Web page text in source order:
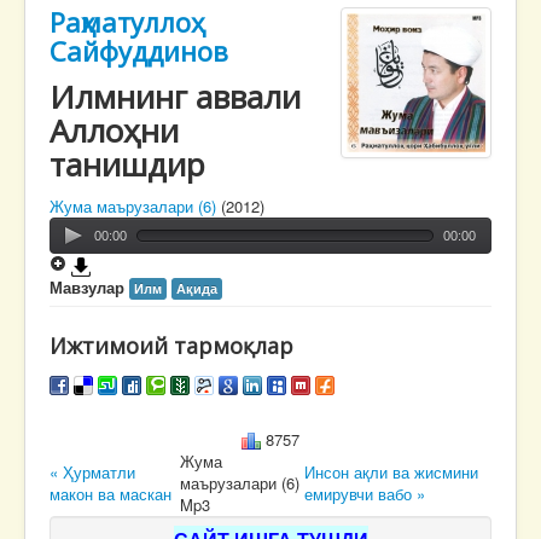
Раҳматуллоҳ
Сайфуддинов
Илмнинг аввали
Аллоҳни
танишдир
Жума маърузалари (6) (2012)
00:00 00:00
Мавзулар Илм Ақида
Ижтимоий тармоқлар
8757
« Ҳурматли
макон ва маскан
Жума
маърузалари (6)
Mp3
Инсон ақли ва жисмини
емирувчи вабо »